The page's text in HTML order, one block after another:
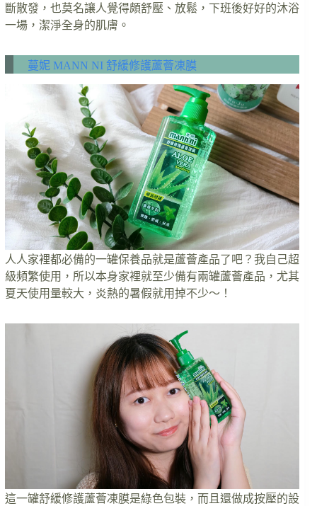
斷散發，也莫名讓人覺得頗舒壓、放鬆，下班後好好的沐浴
一場，潔淨全身的肌膚。
蔓妮 MANN NI 舒緩修護蘆薈凍膜
人人家裡都必備的一罐保養品就是蘆薈產品了吧？我自己超
級頻繁使用，所以本身家裡就至少備有兩罐蘆薈產品，尤其
夏天使用量較大，炎熱的暑假就用掉不少～！
這一罐舒緩修護蘆薈凍膜是綠色包裝，而且還做成按壓的設